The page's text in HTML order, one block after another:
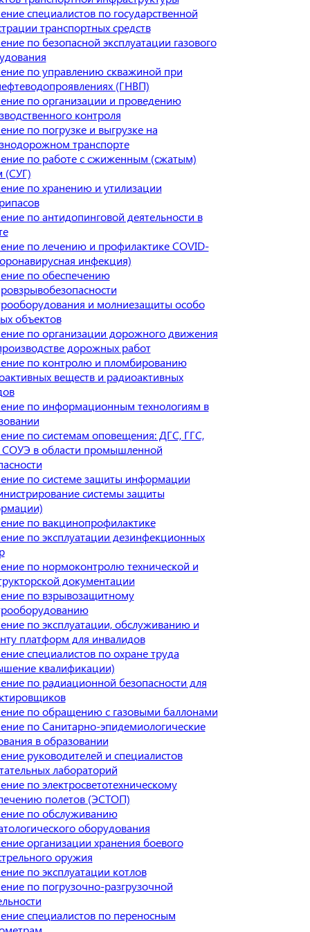
специалистов по государственной
транспортных средств
по безопасной эксплуатации газового
по управлению скважиной при
(ГНВП)
по организации и проведению
контроля
по погрузке и выгрузке на
транспорте
по работе с сжиженным (сжатым)
(СУГ)
по хранению и утилизации
по антидопинговой деятельности в
по лечению и профилактике COVID-
инфекция)
по обеспечению
и молниезащиты особо
объектов
по организации дорожного движения
дорожных работ
по контролю и пломбированию
веществ и радиоактивных
по информационным технологиям в
по системам оповещения: ДГС, ГГС,
в области промышленной
по системе защиты информации
системы защиты
по вакцинопрофилактике
по эксплуатации дезинфекционных
по нормоконтролю технической и
документации
по взрывозащитному
по эксплуатации, обслуживанию и
платформ для инвалидов
специалистов по охране труда
квалификации)
по радиационной безопасности для
по обращению с газовыми баллонами
по Санитарно-эпидемиологические
в образовании
руководителей и специалистов
лабораторий
по электросветотехническому
полетов (ЭСТОП)
по обслуживанию
оборудования
организации хранения боевого
оружия
по эксплуатации котлов
по погрузочно-разгрузочной
специалистов по переносным